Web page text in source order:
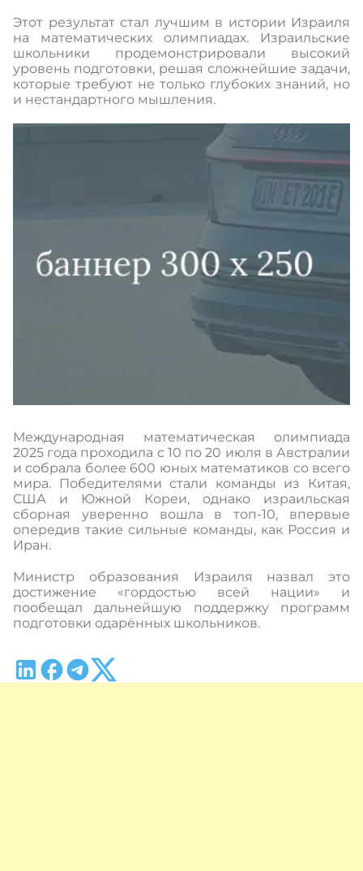
Этот результат стал лучшим в истории Израиля
на математических олимпиадах. Израильские
школьники продемонстрировали высокий
уровень подготовки, решая сложнейшие задачи,
которые требуют не только глубоких знаний, но
и нестандартного мышления.
Международная математическая олимпиада
2025 года проходила с 10 по 20 июля в Австралии
и собрала более 600 юных математиков со всего
мира. Победителями стали команды из Китая,
США и Южной Кореи, однако израильская
сборная уверенно вошла в топ-10, впервые
опередив такие сильные команды, как Россия и
Иран.
Министр образования Израиля назвал это
достижение «гордостью всей нации» и
пообещал дальнейшую поддержку программ
подготовки одарённых школьников.